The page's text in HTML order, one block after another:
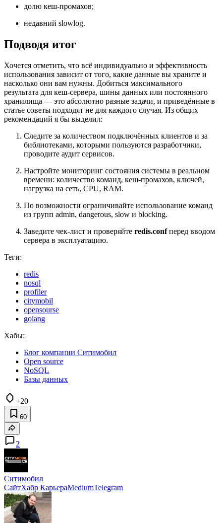
долю кеш-промахов;
недавний slowlog.
Подводя итог
Хочется отметить, что всё индивидуально и эффективность
использования зависит от того, какие данные вы храните и
насколько они вам нужны. Добиться максимального
результата для кеш-сервера, шины данных или постоянного
хранилища — это абсолютно разные задачи, и приведённые в
статье советы подходят не для каждого случая. Из общих
рекомендаций я бы выделил:
Следите за количеством подключённых клиентов и за
библиотеками, которыми пользуются разработчики,
проводите аудит сервисов.
Настройте мониторинг состояния системы в реальном
времени: количество команд, кеш-промахов, ключей,
нагрузка на сеть, CPU, RAM.
По возможности ограничивайте использование команд
из групп admin, dangerous, slow и blocking.
Заведите чек-лист и проверяйте redis.confперед вводом
сервера в эксплуатацию.
Теги:
redis
nosql
profiler
citymobil
opensourse
golang
Хабы:
Блог компании Ситимобил
Open source
NoSQL
Базы данных
+20
60
2
Ситимобил
СайтХабр КарьераMediumTelegram